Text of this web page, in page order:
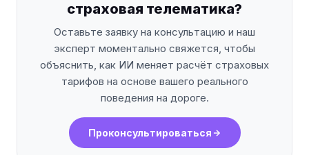
страховая телематика?
Оставьте заявку на консультацию и наш
эксперт моментально свяжется, чтобы
объяснить, как ИИ меняет расчёт страховых
тарифов на основе вашего реального
поведения на дороге.
Проконсультироваться